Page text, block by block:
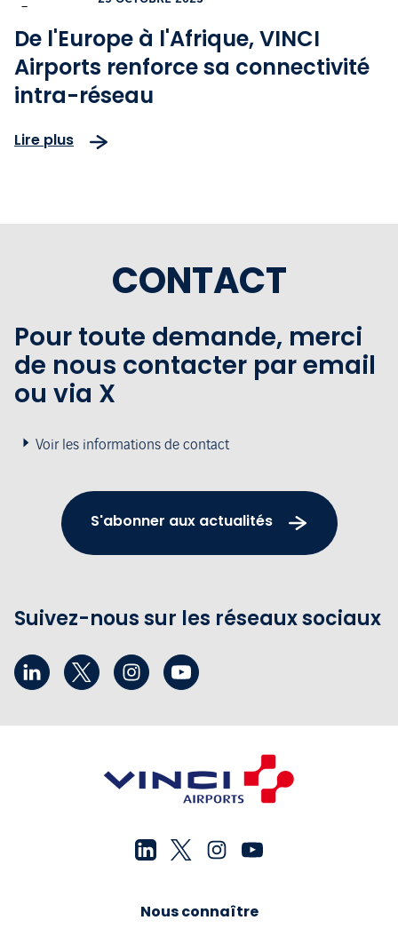
-
De l'Europe à l'Afrique, VINCI
Airports renforce sa connectivité
intra-réseau
Lire plus
CONTACT
Pour toute demande, merci
de nous contacter par email
ou via X
Voir les informations de contact
S'abonner aux actualités
Suivez-nous sur les réseaux sociaux
Nous connaître